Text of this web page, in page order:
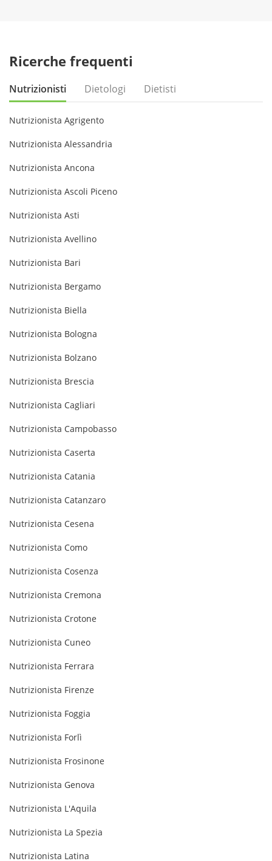
Ricerche frequenti
Nutrizionisti Dietologi Dietisti
Nutrizionista Agrigento
Nutrizionista Alessandria
Nutrizionista Ancona
Nutrizionista Ascoli Piceno
Nutrizionista Asti
Nutrizionista Avellino
Nutrizionista Bari
Nutrizionista Bergamo
Nutrizionista Biella
Nutrizionista Bologna
Nutrizionista Bolzano
Nutrizionista Brescia
Nutrizionista Cagliari
Nutrizionista Campobasso
Nutrizionista Caserta
Nutrizionista Catania
Nutrizionista Catanzaro
Nutrizionista Cesena
Nutrizionista Como
Nutrizionista Cosenza
Nutrizionista Cremona
Nutrizionista Crotone
Nutrizionista Cuneo
Nutrizionista Ferrara
Nutrizionista Firenze
Nutrizionista Foggia
Nutrizionista Forlì
Nutrizionista Frosinone
Nutrizionista Genova
Nutrizionista L'Aquila
Nutrizionista La Spezia
Nutrizionista Latina